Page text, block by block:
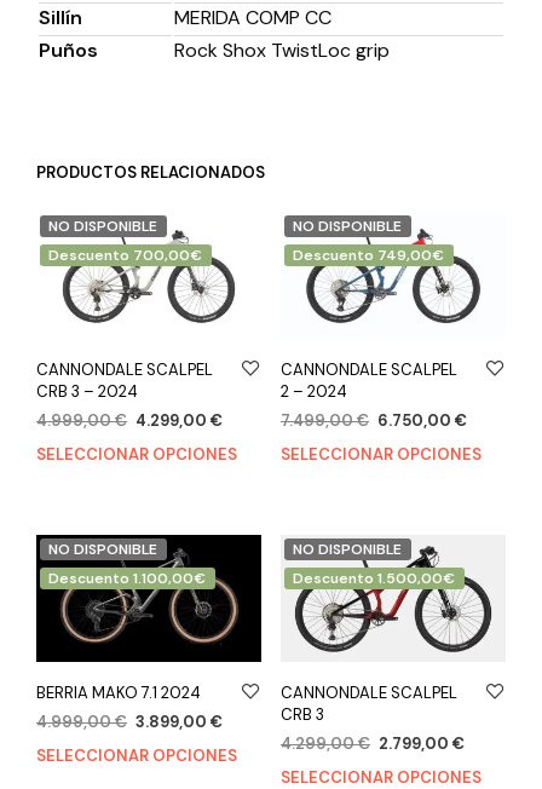
Sillín
MERIDA COMP CC
Puños
Rock Shox TwistLoc grip
PRODUCTOS RELACIONADOS
NO DISPONIBLE
Descuento 700,00€
CANNONDALE SCALPEL
CRB 3 – 2024
4.999,00€ 4.299,00 €
SELECCIONAR OPCIONES
NO DISPONIBLE
Descuento 749,00€
CANNONDALE SCALPEL
2 – 2024
7.499,00€ 6.750,00 €
SELECCIONAR OPCIONES
NO DISPONIBLE
Descuento 1.100,00€
BERRIA MAKO 7.1 2024
4.999,00€ 3.899,00 €
SELECCIONAR OPCIONES
NO DISPONIBLE
Descuento 1.500,00€
CANNONDALE SCALPEL
CRB 3
4.299,00€ 2.799,00 €
SELECCIONAR OPCIONES